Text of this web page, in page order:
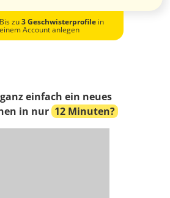
zu3 Geschwisterprofilein
Account anlegen
einfach ein neues
in nur 12 Minuten?